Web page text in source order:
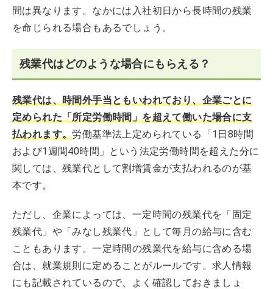
間は異なります。なかには入社初日から長時間の残業
を命じられる場合もあるでしょう。
残業代はどのような場合にもらえる？
残業代は、時間外手当ともいわれており、企業ごとに
定められた「所定労働時間」を超えて働いた場合に支
払われます。労働基準法上定められている「1日8時間
および1週間40時間」という法定労働時間を超えた分に
関しては、残業代として割増賃金が支払われるのが基
本です。
ただし、企業によっては、一定時間の残業代を「固定
残業代」や「みなし残業代」として毎月の給与に含む
こともあります。一定時間の残業代を給与に含める場
合は、就業規則に定めることがルールです。求人情報
にも記載されているので、よく確認しておきましょ